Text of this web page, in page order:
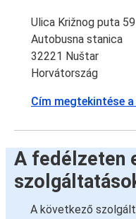
Ulica Križnog puta 59
Autobusna stanica
32221 Nuštar
Horvátország
Cím megtekintése
A fedélzeten
A következő